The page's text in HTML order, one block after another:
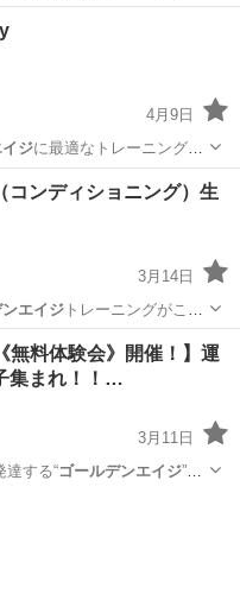
ンエイジ
4月9日
ジに最適なトレーニング。
エイジ
ンディショニング）生
3月14日
エイジトレーニングがここ
コンディショニング
無料体験会》開催！】運
集まれ！！…
3月11日
する“ゴールデンエイジ”。